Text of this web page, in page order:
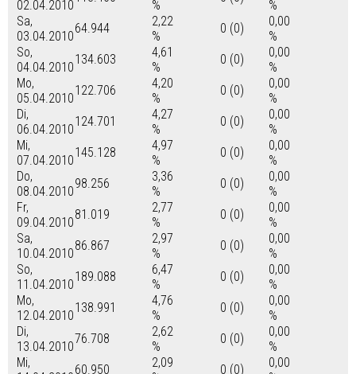
02.04.2010
%
%
Sa,
03.04.2010
64.944
2,22
%
0 (0)
0,00
%
So,
04.04.2010
134.603
4,61
%
0 (0)
0,00
%
Mo,
05.04.2010
122.706
4,20
%
0 (0)
0,00
%
Di,
06.04.2010
124.701
4,27
%
0 (0)
0,00
%
Mi,
07.04.2010
145.128
4,97
%
0 (0)
0,00
%
Do,
08.04.2010
98.256
3,36
%
0 (0)
0,00
%
Fr,
09.04.2010
81.019
2,77
%
0 (0)
0,00
%
Sa,
10.04.2010
86.867
2,97
%
0 (0)
0,00
%
So,
11.04.2010
189.088
6,47
%
0 (0)
0,00
%
Mo,
12.04.2010
138.991
4,76
%
0 (0)
0,00
%
Di,
13.04.2010
76.708
2,62
%
0 (0)
0,00
%
Mi,
60.950
2,09
0 (0)
0,00